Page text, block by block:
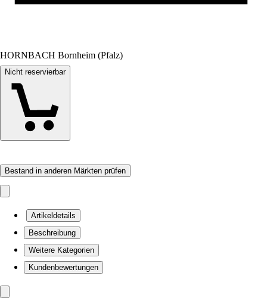
HORNBACH Bornheim (Pfalz)
Nicht reservierbar
Bestand in anderen Märkten prüfen
Artikeldetails
Beschreibung
Weitere Kategorien
Kundenbewertungen